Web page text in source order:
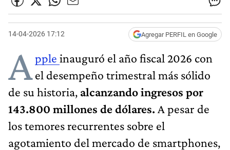
14-04-2026 17:12 Agregar PERFIL en Google
Apple inauguró el año fiscal 2026 con
el desempeño trimestral más sólido
de su historia, alcanzando ingresos por
143.800 millones de dólares. A pesar de
los temores recurrentes sobre el
agotamiento del mercado de smartphones,